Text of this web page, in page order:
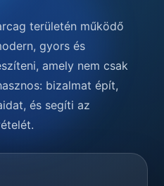
területén működő
gyors és
amely nem csak
bizalmat épít,
és segíti az